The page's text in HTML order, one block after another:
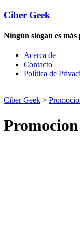
Ciber Geek
Ningún slogan es
Acerca de
Contacto
Política de
Ciber Geek >
Promocion